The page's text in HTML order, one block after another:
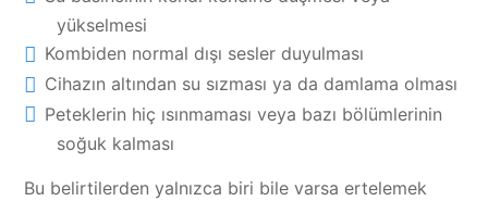
yükselmesi
Kombiden normal dışı sesler duyulması
Cihazın altından su sızması ya da damlama olması
Peteklerin hiç ısınmaması veya bazı bölümlerinin
soğuk kalması
Bu belirtilerden yalnızca biri bile varsa ertelemek